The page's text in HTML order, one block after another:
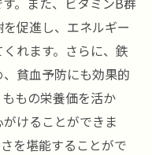
に挑戦
メニュー
の魅力
見ツアー
未来
促進し、エネルギー
れます。さらに、鉄
貧血予防にも効果的
もの栄養価を活か
けることができま
を堪能することがで